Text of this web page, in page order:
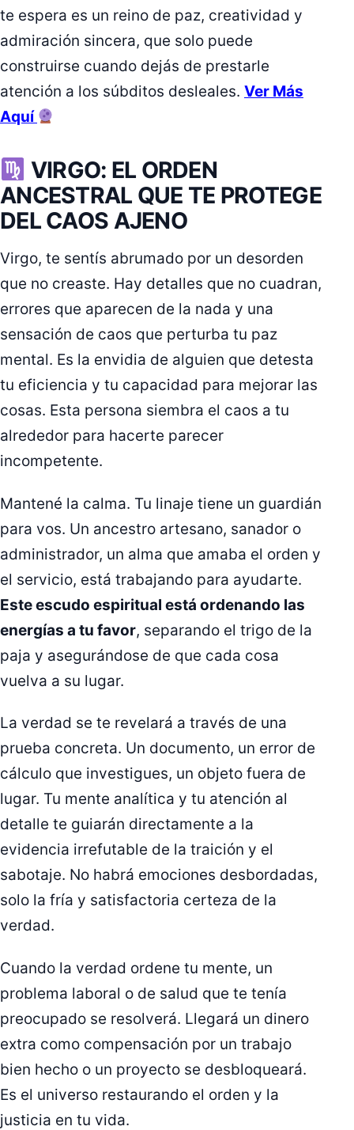
te espera es un reino de paz, creatividad y
admiración sincera, que solo puede
construirse cuando dejás de prestarle
atención a los súbditos desleales. Ver Más
Aquí
VIRGO: EL ORDEN
ANCESTRAL QUE TE PROTEGE
DEL CAOS AJENO
Virgo, te sentís abrumado por un desorden
que no creaste. Hay detalles que no cuadran,
errores que aparecen de la nada y una
sensación de caos que perturba tu paz
mental. Es la envidia de alguien que detesta
tu eficiencia y tu capacidad para mejorar las
cosas. Esta persona siembra el caos a tu
alrededor para hacerte parecer
incompetente.
Mantené la calma. Tu linaje tiene un guardián
para vos. Un ancestro artesano, sanador o
administrador, un alma que amaba el orden y
el servicio, está trabajando para ayudarte.
Este escudo espiritual está ordenando las
energías a tu favor, separando el trigo de la
paja y asegurándose de que cada cosa
vuelva a su lugar.
La verdad se te revelará a través de una
prueba concreta. Un documento, un error de
cálculo que investigues, un objeto fuera de
lugar. Tu mente analítica y tu atención al
detalle te guiarán directamente a la
evidencia irrefutable de la traición y el
sabotaje. No habrá emociones desbordadas,
solo la fría y satisfactoria certeza de la
verdad.
Cuando la verdad ordene tu mente, un
problema laboral o de salud que te tenía
preocupado se resolverá. Llegará un dinero
extra como compensación por un trabajo
bien hecho o un proyecto se desbloqueará.
Es el universo restaurando el orden y la
justicia en tu vida.